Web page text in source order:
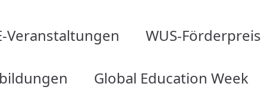
Veranstaltungen WUS-Förderpreis
Global Education Week